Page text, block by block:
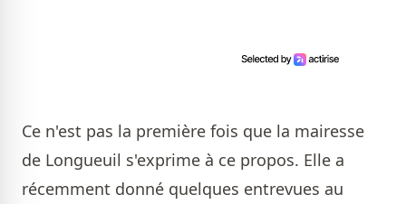
Ce n'est pas la première fois que la mairesse
de Longueuil s'exprime à ce propos. Elle a
récemment donné quelques entrevues au